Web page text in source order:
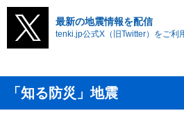
最新の地震情報を配信
tenki.jp公式X（旧Twitter）をご利
「知る防災」地震